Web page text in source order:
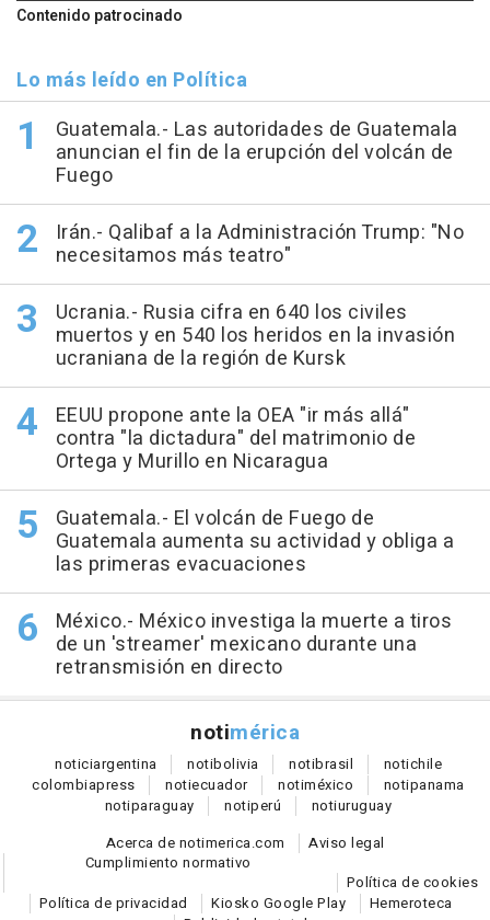
Contenido patrocinado
Lo más leído en Política
Guatemala.- Las autoridades de Guatemala
anuncian el fin de la erupción del volcán de
Fuego
Irán.- Qalibaf a la Administración Trump: "No
necesitamos más teatro"
Ucrania.- Rusia cifra en 640 los civiles
muertos y en 540 los heridos en la invasión
ucraniana de la región de Kursk
EEUU propone ante la OEA "ir más allá"
contra "la dictadura" del matrimonio de
Ortega y Murillo en Nicaragua
Guatemala.- El volcán de Fuego de
Guatemala aumenta su actividad y obliga a
las primeras evacuaciones
México.- México investiga la muerte a tiros
de un 'streamer' mexicano durante una
retransmisión en directo
notimérica
noticiargentina notibolivia notibrasil notichile
colombiapress notiecuador notiméxico notipanama
notiparaguay notiperú notiuruguay
Acerca de notimerica.com
Aviso legal
Cumplimiento normativo
Política de cookies
Política de privacidad
Kiosko Google Play
Hemeroteca